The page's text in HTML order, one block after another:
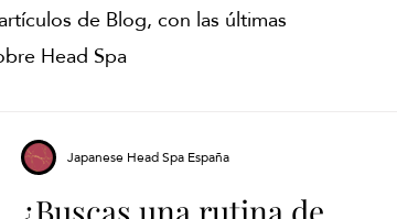
¿Buscas una rutina de
Japanese Head Spa España
de Blog, con las últimas
Head Spa